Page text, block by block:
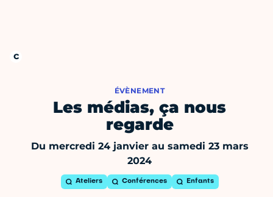
ÉVÈNEMENT
Les médias, ça nous
regarde
Du mercredi 24 janvier au samedi 23 mars
2024
Ateliers Conférences Enfants